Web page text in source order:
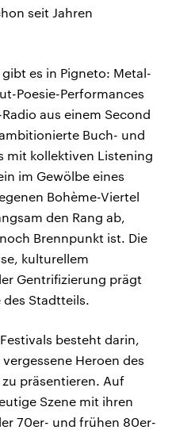
seit Jahren
es in Pigneto: Metal-
Poesie-Performances
aus einem Second
Buch- und
mit kollektiven Listening
im Gewölbe eines
Bohème-Viertel
den Rang ab,
Brennpunkt ist. Die
kulturellem
Gentrifizierung prägt
Stadtteils.
besteht darin,
Heroen des
präsentieren. Auf
Szene mit ihren
70er- und frühen 80er-